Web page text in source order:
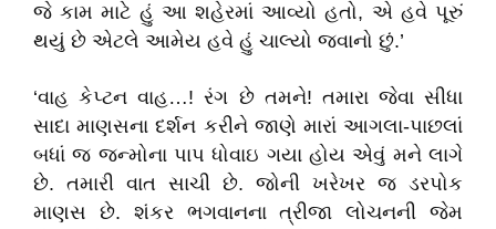
જે કામ માટે હું આ શહેરમાં આવ્યો હતો, એ હવે પૂરું
થયું છે એટલે આમેય હવે હું ચાલ્યો જવાનો છું.’
‘વાહ કેપ્ટન વાહ…! રંગ છે તમને! તમારા જેવા સીધા
સાદા માણસના દર્શન કરીને જાણે મારાં આગલા-પાછલાં
બધાં જ જન્મોના પાપ ધોવાઇ ગયા હોય એવું મને લાગે
છે. તમારી વાત સાચી છે. જોની ખરેખર જ ડરપોક
માણસ છે. શંકર ભગવાનના ત્રીજા લોચનની જેમ